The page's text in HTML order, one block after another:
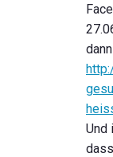
Und